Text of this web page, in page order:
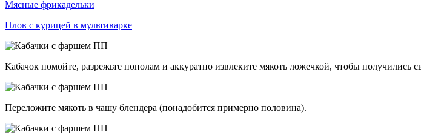
Мясные фрикадельки
Плов с курицей в мультиварке
Кабачок помойте, разрежьте пополам и аккуратно извлеките мякоть ложечкой, чтобы получились
Переложите мякоть в чашу блендера (понадобится примерно половина).